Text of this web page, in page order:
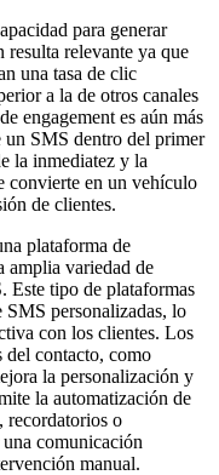
para generar
relevante ya que
una tasa de clic
a la de otros canales
engagement es aún más
un SMS dentro del primer
la inmediatez y la
convierte en un vehículo
de clientes.
plataforma de
amplia variedad de
Este tipo de plataformas
SMS personalizadas, lo
con los clientes. Los
del contacto, como
la personalización y
la automatización de
recordatorios o
comunicación
manual.